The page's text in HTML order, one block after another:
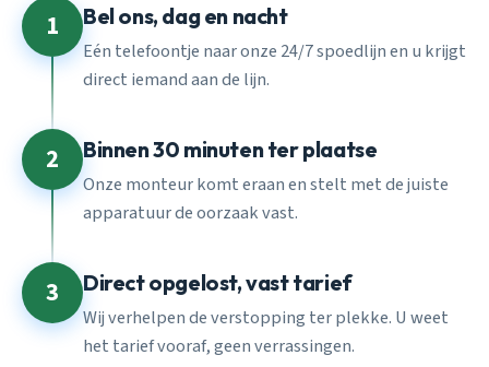
1 Bel ons, dag en nacht
Eén telefoontje naar onze 24/7 spoedlijn en u krijgt
direct iemand aan de lijn.
2 Binnen 30 minuten ter plaatse
Onze monteur komt eraan en stelt met de juiste
apparatuur de oorzaak vast.
3 Direct opgelost, vast tarief
Wij verhelpen de verstopping ter plekke. U weet
het tarief vooraf, geen verrassingen.